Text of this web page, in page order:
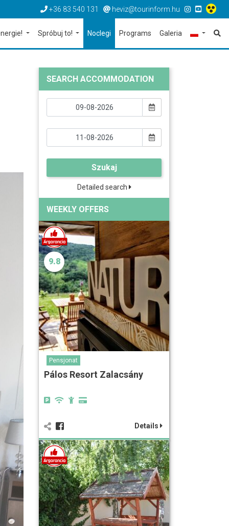
+36 83 540 131 heviz@tourinform.hu
Spróbuj to! Noclegi Programs Galeria
SEARCH ACCOMMODATION
Szukaj
Detailed search
WEEKLY OFFERS
9.8
Pensjonat
Pálos Resort Zalacsány
Details